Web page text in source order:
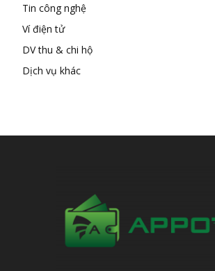
Tin công nghệ
Ví điện tử
DV thu & chi hộ
Dịch vụ khác